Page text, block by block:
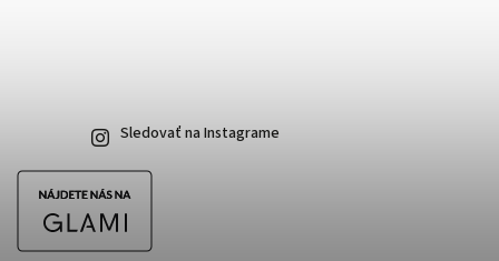
Sledovať na Instagrame